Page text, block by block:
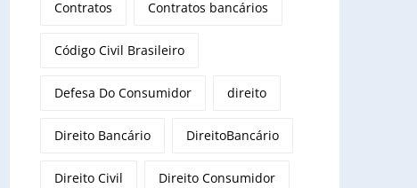
Contratos Contratos bancários
Código Civil Brasileiro
Defesa Do Consumidor direito
Direito Bancário DireitoBancário
Direito Civil Direito Consumidor